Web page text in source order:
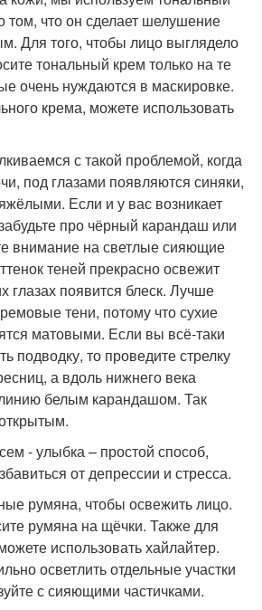
том, что он сделает шелушение
Для того, чтобы лицо выглядело
тональный крем только на те
очень нуждаются в маскировке.
крема, можете использовать
с такой проблемой, когда
под глазами появляются синяки,
Если и у вас возникает
про чёрный карандаш или
внимание на светлые сияющие
теней прекрасно освежит
глазах появится блеск. Лучше
тени, потому что сухие
матовыми. Если вы всё-таки
подводку, то проведите стрелку
а вдоль нижнего века
белым карандашом. Так
- улыбка – простой способ,
от депрессии и стресса.
румяна, чтобы освежить лицо.
румяна на щёчки. Также для
использовать хайлайтер.
осветлить отдельные участки
с сияющими частичками.